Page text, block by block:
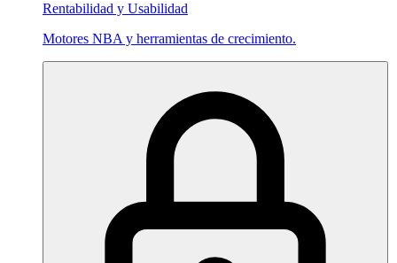
Rentabilidad y Usabilidad
Motores NBA y herramientas de crecimiento.